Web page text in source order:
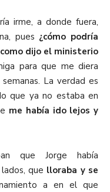
irme, a donde fuera,
pues ¿cómo podría
dijo el ministerio
para que me diera
La verdad es
que ya no estaba en
me había ido lejos y
que Jorge había
que lloraba y se
a en el que